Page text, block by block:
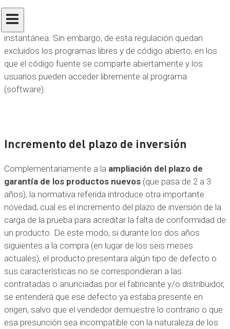
ofrezcan en el entorno online, las redes sociales, el correo
electrónico en línea y los servicios de mensajería
instantánea. Sin embargo, de esta regulación quedan
excluidos los programas libres y de código abierto, en los
que el código fuente se comparte abiertamente y los
usuarios pueden acceder libremente al programa
(software).
Incremento del plazo de inversión
Complementariamente a la ampliación del plazo de
garantía de los productos nuevos (que pasa de 2 a 3
años), la normativa referida introduce otra importante
novedad, cual es el incremento del plazo de inversión de la
carga de la prueba para acreditar la falta de conformidad de
un producto. De este modo, si durante los dos años
siguientes a la compra (en lugar de los seis meses
actuales), el producto presentara algún tipo de defecto o
sus características no se correspondieran a las
contratadas o anunciadas por el fabricante y/o distribuidor,
se entenderá que ese defecto ya estaba presente en
origen, salvo que el vendedor demuestre lo contrario o que
esa presunción sea incompatible con la naturaleza de los